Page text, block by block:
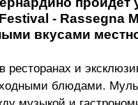
- Rassegna
вкусами
и
блюдами.